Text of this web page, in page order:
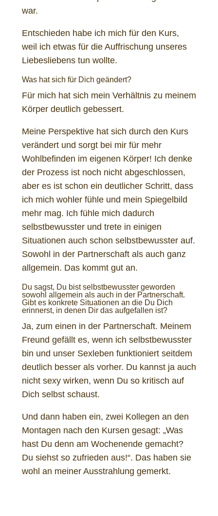
war.
Entschieden habe ich mich für den Kurs,
weil ich etwas für die Auffrischung unseres
Liebesliebens tun wollte.
Was hat sich für Dich geändert?
Für mich hat sich mein Verhältnis zu meinem
Körper deutlich gebessert.
Meine Perspektive hat sich durch den Kurs
verändert und sorgt bei mir für mehr
Wohlbefinden im eigenen Körper! Ich denke
der Prozess ist noch nicht abgeschlossen,
aber es ist schon ein deutlicher Schritt, dass
ich mich wohler fühle und mein Spiegelbild
mehr mag. Ich fühle mich dadurch
selbstbewusster und trete in einigen
Situationen auch schon selbstbewusster auf.
Sowohl in der Partnerschaft als auch ganz
allgemein. Das kommt gut an.
Du sagst, Du bist selbstbewusster geworden
sowohl allgemein als auch in der Partnerschaft.
Gibt es konkrete Situationen an die Du Dich
erinnerst, in denen Dir das aufgefallen ist?
Ja, zum einen in der Partnerschaft. Meinem
Freund gefällt es, wenn ich selbstbewusster
bin und unser Sexleben funktioniert seitdem
deutlich besser als vorher. Du kannst ja auch
nicht sexy wirken, wenn Du so kritisch auf
Dich selbst schaust.
Und dann haben ein, zwei Kollegen an den
Montagen nach den Kursen gesagt: „Was
hast Du denn am Wochenende gemacht?
Du siehst so zufrieden aus!“. Das haben sie
wohl an meiner Ausstrahlung gemerkt.